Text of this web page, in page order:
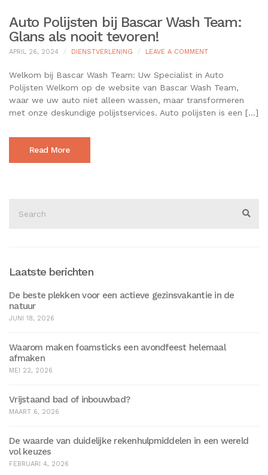
Auto Polijsten bij Bascar Wash Team:
Glans als nooit tevoren!
APRIL 26, 2024 DIENSTVERLENING LEAVE A COMMENTON
POLIJSTEN
BASCAR
WASH
TEAM:
Welkom bij Bascar Wash Team: Uw Specialist in Auto
Polijsten Welkom op de website van Bascar Wash Team,
waar we uw auto niet alleen wassen, maar transformeren
met onze deskundige polijstservices. Auto polijsten is een […]
Read More
for:
Laatste berichten
De beste plekken voor een actieve gezinsvakantie in de
natuur
JUNI 18, 2026
Waarom maken foamsticks een avondfeest helemaal
afmaken
MEI 22, 2026
Vrijstaand bad of inbouwbad?
MAART 6, 2026
De waarde van duidelijke rekenhulpmiddelen in een wereld
vol keuzes
FEBRUARI 4, 2026